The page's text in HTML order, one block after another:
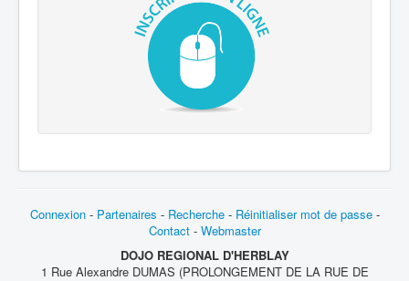
Connexion - Partenaires - Recherche- Réinitialiser mot de passe-
Contact- Webmaster
DOJO REGIONAL D'HERBLAY
1 Rue Alexandre DUMAS (PROLONGEMENT DE LA RUE DE